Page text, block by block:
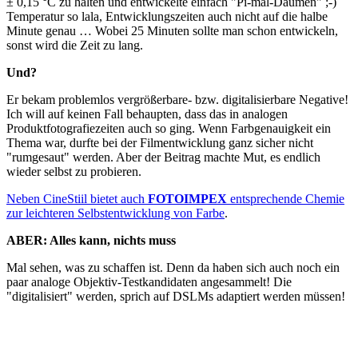
Temperatur so lala, Entwicklungszeiten auch nicht auf die halbe
Minute genau … Wobei 25 Minuten sollte man schon entwickeln,
sonst wird die Zeit zu lang.
Und?
Er bekam problemlos vergrößerbare- bzw. digitalisierbare Negative!
Ich will auf keinen Fall behaupten, dass das in analogen
Produktfotografiezeiten auch so ging. Wenn Farbgenauigkeit ein
Thema war, durfte bei der Filmentwicklung ganz sicher nicht
"rumgesaut" werden. Aber der Beitrag machte Mut, es endlich
wieder selbst zu probieren.
Neben CineStiil bietet auch FOTOIMPEX entsprechende Chemie
zur leichteren Selbstentwicklung von Farbe.
ABER: Alles kann, nichts muss
Mal sehen, was zu schaffen ist. Denn da haben sich auch noch ein
paar analoge Objektiv-Testkandidaten angesammelt! Die
"digitalisiert" werden, sprich auf DSLMs adaptiert werden müssen!